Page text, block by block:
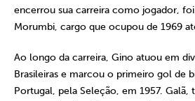
encerrou sua carreira como jogador,
Morumbi, cargo que ocupou de 1969
Ao longo da carreira, Gino atuou em
Brasileiras e marcou o primeiro gol de
Portugal, pela Seleção, em 1957.